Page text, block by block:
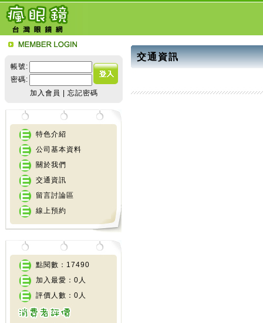
帳號:
密碼:
加入會員
忘記密碼
特色介紹
公司基本資料
關於我們
交通資訊
留言討論區
線上預約
點閱數：17490
加入最愛：0人
評價人數：0人
交通資訊